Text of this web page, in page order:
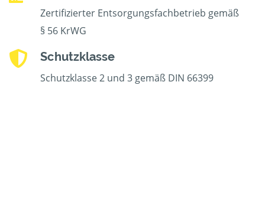
Zertifizierter Entsorgungsfachbetrieb gemäß
§ 56 KrWG
Schutzklasse
Schutzklasse 2 und 3 gemäß DIN 66399